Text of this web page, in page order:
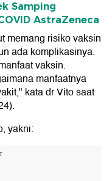
Samping
AstraZeneca
memang risiko vaksin
ada komplikasinya.
vaksin.
manfaatnya
kata dr Vito saat
yakni: